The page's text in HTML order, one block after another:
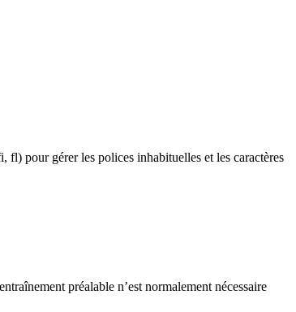
pour gérer les polices inhabituelles et les caractères
préalable n’est normalement nécessaire